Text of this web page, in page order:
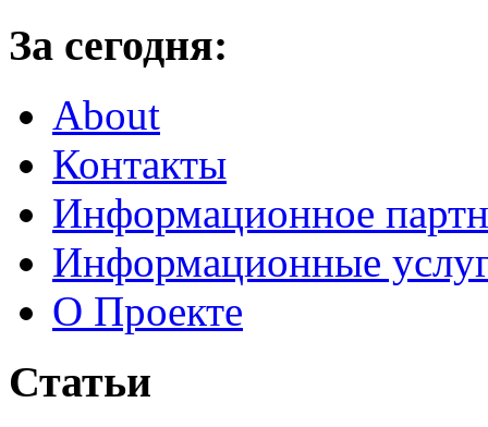
За сегодня:
About
Контакты
Информационное
Информационные
О Проекте
Статьи